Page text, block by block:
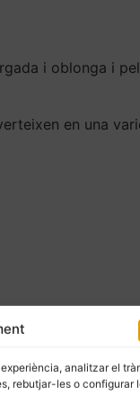
analitzar el
rebutjar-les o configurar
i oblonga i
en una